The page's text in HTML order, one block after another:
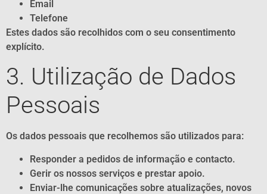
Email
Telefone
Estes dados são recolhidos com o seu consentimento
explícito.
3. Utilização de Dados
Pessoais
Os dados pessoais que recolhemos são utilizados para:
Responder a pedidos de informação e contacto.
Gerir os nossos serviços e prestar apoio.
Enviar-lhe comunicações sobre atualizações, novos